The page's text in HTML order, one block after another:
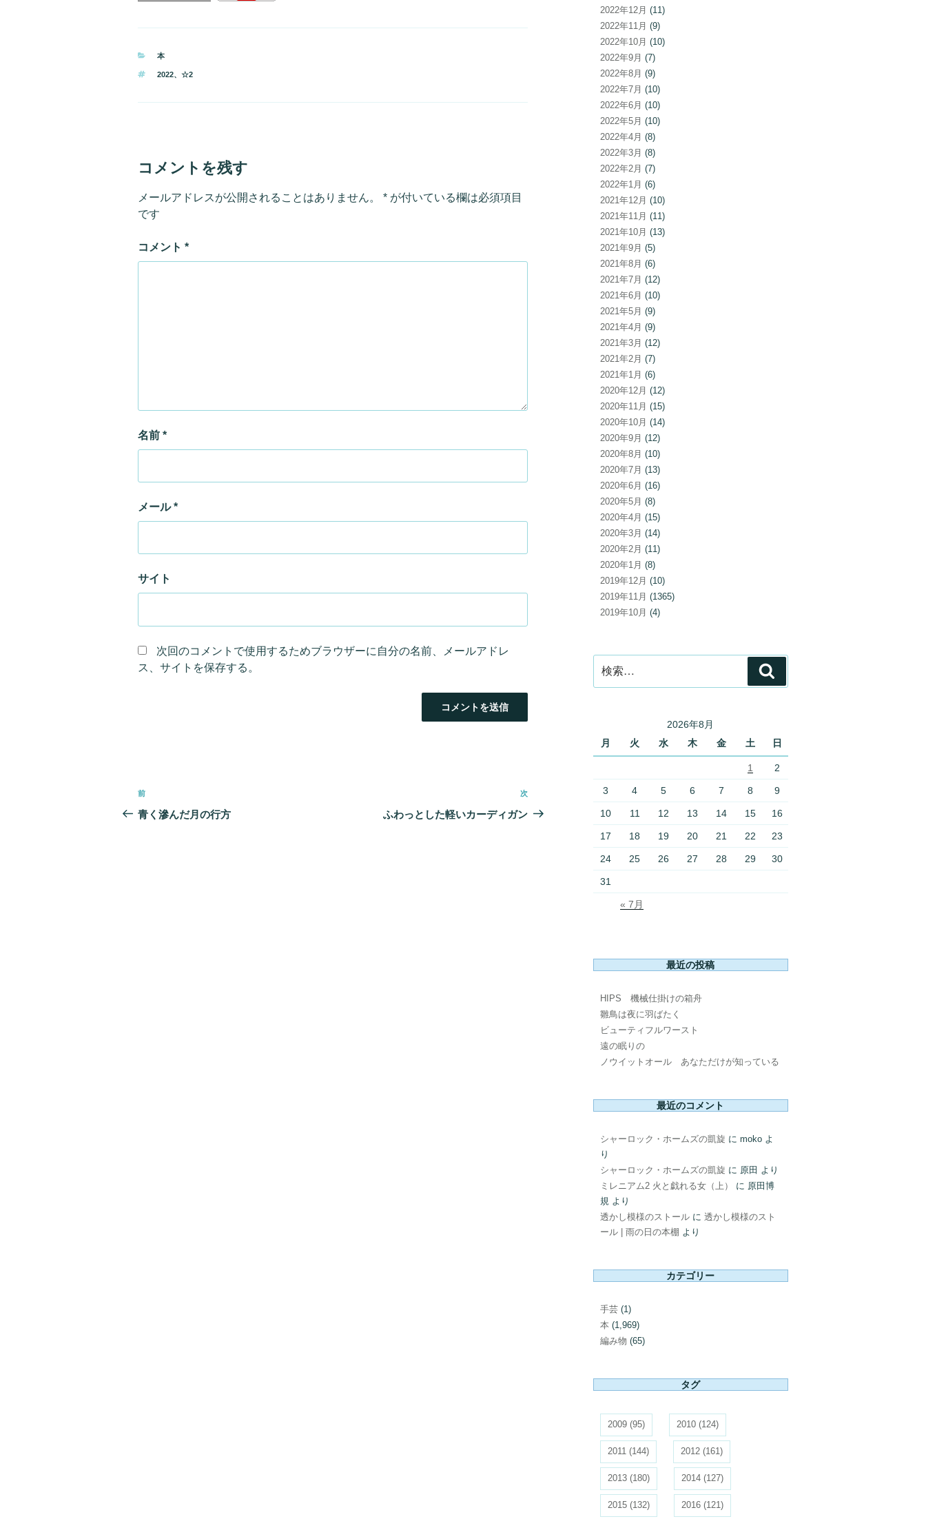
カ
ゴ
本
タ
2022、 ☆2
コメントを残す
メールアドレスが公開されることはありません。 * が付いている欄は必須項目
です
コメント *
名前 *
メール*
サイト
次回のコメントで使用するためブラウザーに自分の名前、メールアドレ
ス、サイトを保存する。
稿
ナ
前
の
前
青く滲んだ月の行方
次
の
次
ふわっとした軽いカーディガン
2022年12月 (11)
2022年11月 (9)
2022年10月 (10)
2022年9月 (7)
2022年8月 (9)
2022年7月 (10)
2022年6月 (10)
2022年5月 (10)
2022年4月 (8)
2022年3月 (8)
2022年2月 (7)
2022年1月 (6)
2021年12月 (10)
2021年11月 (11)
2021年10月 (13)
2021年9月 (5)
2021年8月 (6)
2021年7月 (12)
2021年6月 (10)
2021年5月 (9)
2021年4月 (9)
2021年3月 (12)
2021年2月 (7)
2021年1月 (6)
2020年12月 (12)
2020年11月 (15)
2020年10月 (14)
2020年9月 (12)
2020年8月 (10)
2020年7月 (13)
2020年6月 (16)
2020年5月 (8)
2020年4月 (15)
2020年3月 (14)
2020年2月 (11)
2020年1月 (8)
2019年12月 (10)
2019年11月 (1365)
2019年10月 (4)
索:
索
2026年8月
月
火 水 木 金 土 日
1 2
3 4 5 6 7 8 9
10 11 12 13 14 15 16
17 18 19 20 21 22 23
24 25 26 27 28 29 30
31
« 7月
最近の投稿
HIPS 機械仕掛けの箱舟
雛鳥は夜に羽ばたく
ビューティフルワースト
遠の眠りの
ノウイットオール あなただけが知っている
最近のコメント
シャーロック・ホームズの凱旋 に mokoよ
り
シャーロック・ホームズの凱旋 に 原田 より
ミレニアム2 火と戯れる女（上）
に 原田博
規より
透かし模様のストールに 透かし模様のスト
ール | 雨の日の本棚 より
カテゴリー
手芸(1)
本 (1,969)
編み物 (65)
タグ
2009(95) 2010(124)
2011(144) 2012(161)
2013(180) 2014(127)
2015(132) 2016(121)